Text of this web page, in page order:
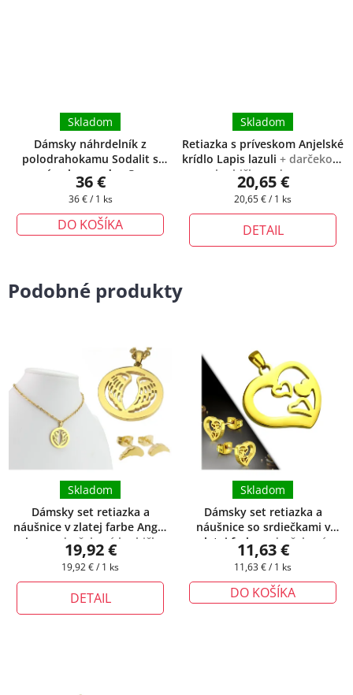
Dámsky náhrdelník z
polodrahokamu Sodalit s
príveskom srdce ®
darčeková krabička zadarmo
Skladom
36 €
Jednotková
36 € / 1 ks
DO KOŠÍKA
Retiazka s príveskom Anjelské
krídlo Lapis lazuli + darčeková
krabička zadarmo
Skladom
20,65 €
Jednotková
20,65 € / 1 ks
DETAIL
Podobné produkty
Dámsky set retiazka a
náušnice v zlatej farbe Angel
wings
+ darčeková krabička
zadarmo
Skladom
19,92 €
Jednotková
19,92 € / 1 ks
DETAIL
Dámsky set retiazka a
náušnice so srdiečkami v
zlatej farbe + darčeková
krabička zadarmo
Skladom
11,63 €
Jednotková
11,63 € / 1 ks
DO KOŠÍKA